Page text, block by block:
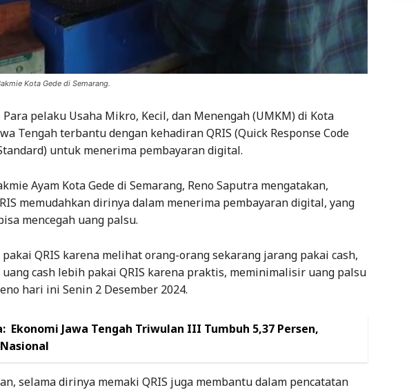
Kota Gede di Semarang.
Para pelaku Usaha Mikro, Kecil, dan Menengah (UMKM) di Kota
Tengah terbantu dengan kehadiran QRIS (Quick Response Code
untuk menerima pembayaran digital.
Ayam Kota Gede di Semarang, Reno Saputra mengatakan,
memudahkan dirinya dalam menerima pembayaran digital, yang
mencegah uang palsu.
pakai QRIS karena melihat orang-orang sekarang jarang pakai cash,
cash lebih pakai QRIS karena praktis, meminimalisir uang palsu
hari ini Senin 2 Desember 2024.
Ekonomi Jawa Tengah Triwulan III Tumbuh 5,37 Persen,
selama dirinya memaki QRIS juga membantu dalam pencatatan